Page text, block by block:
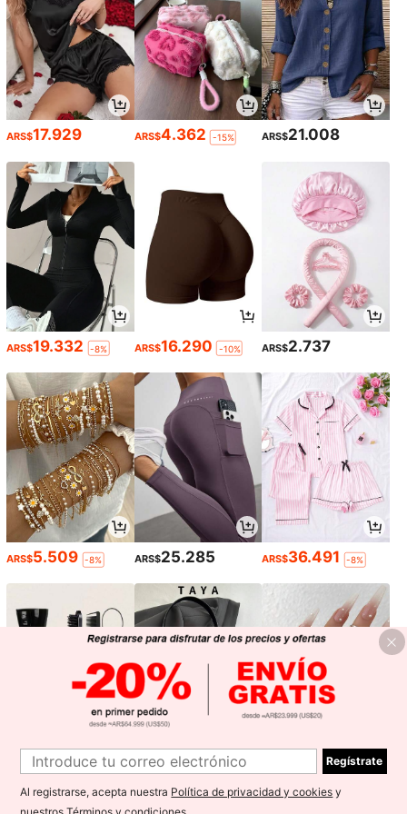
ARS$17.929 ARS$4.362 -15% ARS$21.008
ARS$19.332 -8% ARS$16.290 -10% ARS$2.737
ARS$5.509 -8% ARS$25.285 ARS$36.491 -8%
ARS$5.646 ARS$17.091 -10% 6.159Regístrate
Al registrarse, acepta nuestra Política de privacidad y cookies y